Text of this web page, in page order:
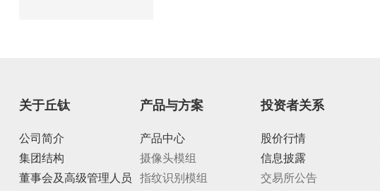
关于丘钛
公司简介
集团结构
董事会及高级管理人员
产品与方案
产品中心
摄像头模组
指纹识别模组
投资者关系
股价行情
信息披露
交易所公告